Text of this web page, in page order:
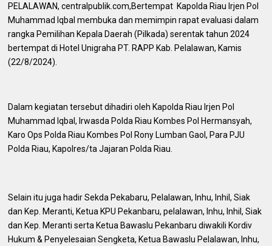
PELALAWAN, centralpublik.com,Bertempat Kapolda Riau Irjen Pol
Muhammad Iqbal membuka dan memimpin rapat evaluasi dalam
rangka Pemilihan Kepala Daerah (Pilkada) serentak tahun 2024
bertempat di Hotel Unigraha PT. RAPP Kab. Pelalawan, Kamis
(22/8/2024).
Dalam kegiatan tersebut dihadiri oleh Kapolda Riau Irjen Pol
Muhammad Iqbal, Irwasda Polda Riau Kombes Pol Hermansyah,
Karo Ops Polda Riau Kombes Pol Rony Lumban Gaol, Para PJU
Polda Riau, Kapolres/ta Jajaran Polda Riau.
Selain itu juga hadir Sekda Pekabaru, Pelalawan, Inhu, Inhil, Siak
dan Kep. Meranti, Ketua KPU Pekanbaru, pelalawan, Inhu, Inhil, Siak
dan Kep. Meranti serta Ketua Bawaslu Pekanbaru diwakili Kordiv
Hukum & Penyelesaian Sengketa, Ketua Bawaslu Pelalawan, Inhu,